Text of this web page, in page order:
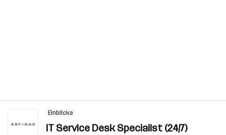
Einblicke
IT Service Desk Specialist (24/7)